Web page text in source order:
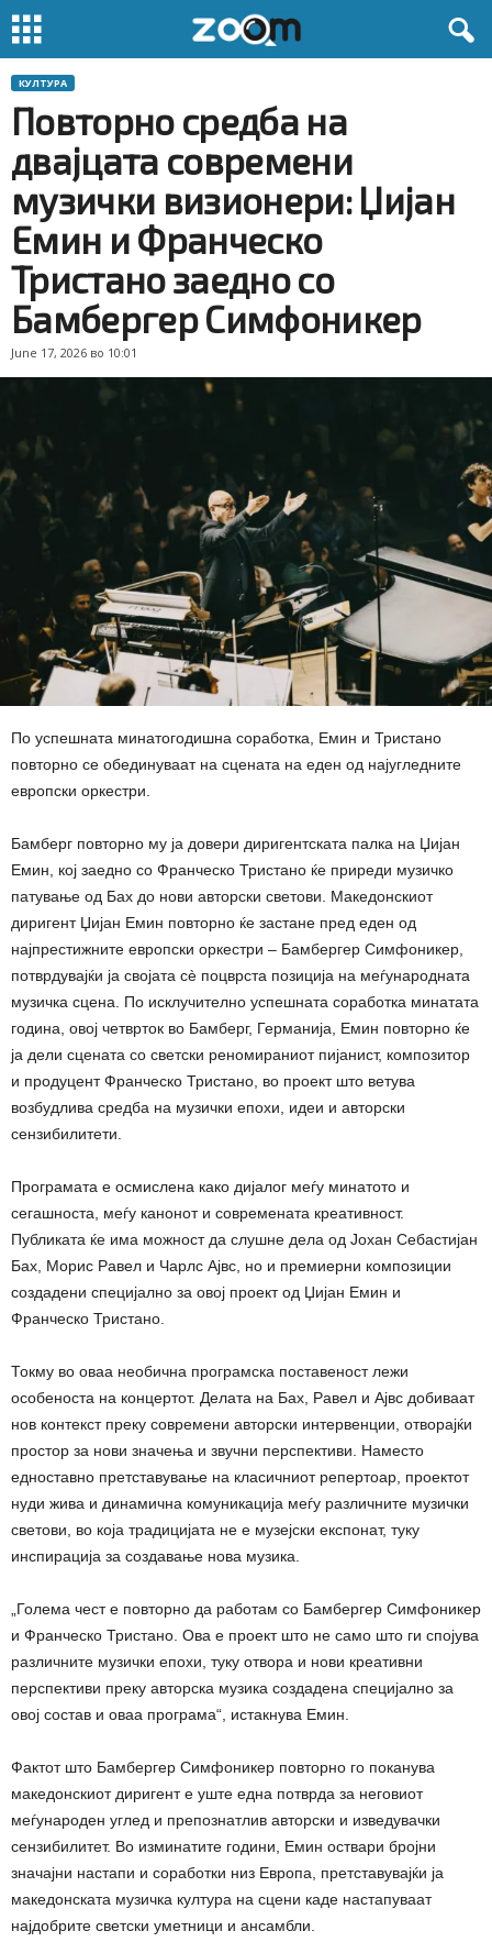
КУЛТУРА
Повторно средба на
двајцата современи
музички визионери: Џијан
Емин и Франческо
Тристано заедно со
Бамбергер Симфоникер
June 17, 2026 во 10:01
По успешната минатогодишна соработка, Емин и Тристано
повторно се обединуваат на сцената на еден од најугледните
европски оркестри.
Бамберг повторно му ја довери диригентската палка на Џијан
Емин, кој заедно со Франческо Тристано ќе приреди музичко
патување од Бах до нови авторски светови. Македонскиот
диригент Џијан Емин повторно ќе застане пред еден од
најпрестижните европски оркестри – Бамбергер Симфоникер,
потврдувајќи ја својата сè поцврста позиција на меѓународната
музичка сцена. По исклучително успешната соработка минатата
година, овој четврток во Бамберг, Германија, Емин повторно ќе
ја дели сцената со светски реномираниот пијанист, композитор
и продуцент Франческо Тристано, во проект што ветува
возбудлива средба на музички епохи, идеи и авторски
сензибилитети.
Програмата е осмислена како дијалог меѓу минатото и
сегашноста, меѓу канонот и современата креативност.
Публиката ќе има можност да слушне дела од Јохан Себастијан
Бах, Морис Равел и Чарлс Ајвс, но и премиерни композиции
создадени специјално за овој проект од Џијан Емин и
Франческо Тристано.
Токму во оваа необична програмска поставеност лежи
особеноста на концертот. Делата на Бах, Равел и Ајвс добиваат
нов контекст преку современи авторски интервенции, отворајќи
простор за нови значења и звучни перспективи. Наместо
едноставно претставување на класичниот репертоар, проектот
нуди жива и динамична комуникација меѓу различните музички
светови, во која традицијата не е музејски експонат, туку
инспирација за создавање нова музика.
„Голема чест е повторно да работам со Бамбергер Симфоникер
и Франческо Тристано. Ова е проект што не само што ги спојува
различните музички епохи, туку отвора и нови креативни
перспективи преку авторска музика создадена специјално за
овој состав и оваа програма“, истакнува Емин.
Фактот што Бамбергер Симфоникер повторно го поканува
македонскиот диригент е уште една потврда за неговиот
меѓународен углед и препознатлив авторски и изведувачки
сензибилитет. Во изминатите години, Емин оствари бројни
значајни настапи и соработки низ Европа, претставувајќи ја
македонската музичка култура на сцени каде настапуваат
најдобрите светски уметници и ансамбли.